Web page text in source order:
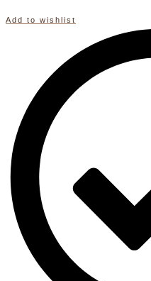
Add to wishlist